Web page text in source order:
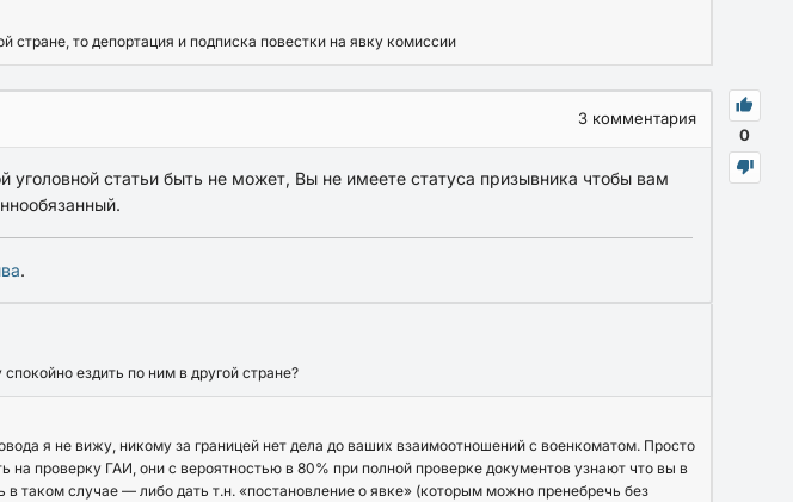
стране, то депортация и подписка повестки на явку комиссии
0
3 комментария
статьи быть не может, Вы не имеете статуса призывника чтобы вам
.
ездить по ним в другой стране?
я не вижу, никому за границей нет дела до ваших взаимоотношений с военкоматом. Просто
проверку ГАИ, они с вероятностью в 80% при полной проверке документов узнают что вы в
таком случае — либо дать т.н. «постановление о явке» (которым можно пренебречь без